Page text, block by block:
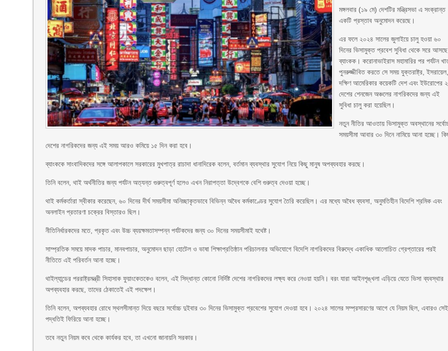
মঙ্গলবার (১৯ মে) দেশটির মন্ত্রিসভা এ সংক্রান্ত
একটি প্রস্তাব অনুমোদন করেছে।
এর ফলে ২০২৪ সালের জুলাইয়ে চালু হওয়া ৬০
দিনের ভিসামুক্ত প্রবেশ সুবিধা থেকে সরে আসছে
ব্যাংকক। করোনাভাইরাস মহামারির পর পর্যটন
পুনরুজ্জীবিত করতে সে সময় যুক্তরাষ্ট্র,
দক্ষিণ আমেরিকার কয়েকটি দেশ এবং ইউরোপের
দেশের শেনজেন অঞ্চলের নাগরিকদের জন্য এই
সুবিধা চালু করা হয়েছিল।
নতুন নীতির আওতায় ভিসামুক্ত অবস্থানের
সময়সীমা আবার ৩০ দিনে নামিয়ে আনা হচ্ছে।
দেশের নাগরিকদের জন্য এই সময় আরও কমিয়ে ১৫ দিন করা হবে।
ব্যাংককে সাংবাদিকদের সঙ্গে আলাপকালে সরকারের মুখপাত্র রাচাদা ধানাদিরেক বলেন, বর্তমান ব্যবস্থার সুযোগ নিয়ে কিছু মানুষ অপব্যবহার করছে।
তিনি বলেন, থাই অর্থনীতির জন্য পর্যটন অত্যন্ত গুরুত্বপূর্ণ হলেও এখন নিরাপত্তা উদ্বেগকে বেশি গুরুত্ব দেওয়া হচ্ছে।
থাই কর্মকর্তারা স্বীকার করেছেন, ৬০ দিনের দীর্ঘ সময়সীমা অনিচ্ছাকৃতভাবে বিভিন্ন অবৈধ কর্মকাণ্ডের সুযোগ তৈরি করেছিল। এর মধ্যে অবৈধ ব্যবসা, অনুমতিহীন বিদেশি শ্রমিক এবং
অনলাইন প্রতারণা চক্রের বিস্তারও ছিল।
নীতিনির্ধারকদের মতে, প্রকৃত এবং উচ্চ ব্যয়ক্ষমতাসম্পন্ন পর্যটকদের জন্য ৩০ দিনের সময়সীমাই যথেষ্ট।
সাম্প্রতিক সময়ে মাদক পাচার, মানবপাচার, অনুমোদন ছাড়া হোটেল ও ভাষা শিক্ষাপ্রতিষ্ঠান পরিচালনার অভিযোগে বিদেশি নাগরিকদের বিরুদ্ধে একাধিক আলোচিত গ্রেপ্তারের পরই
নীতিতে এই পরিবর্তন আনা হচ্ছে।
থাইল্যান্ডের পররাষ্ট্রমন্ত্রী সিহাসাক ফুয়াংকেতকেও বলেন, এই সিদ্ধান্ত কোনো নির্দিষ্ট দেশের নাগরিকদের লক্ষ্য করে নেওয়া হয়নি। বরং যারা আইনশৃঙ্খলা এড়িয়ে যেতে ভিসা ব্যবস্থার
অপব্যবহার করছে, তাদের ঠেকাতেই এই পদক্ষেপ।
তিনি বলেন, অপব্যবহার রোধে স্থলসীমান্ত দিয়ে বছরে সর্বোচ্চ দুইবার ৩০ দিনের ভিসামুক্ত প্রবেশের সুযোগ দেওয়া হবে। ২০২৪ সালের সম্প্রসারণের আগে যে নিয়ম ছিল, এবারও সেই
পদ্ধতিই ফিরিয়ে আনা হচ্ছে।
তবে নতুন নিয়ম কবে থেকে কার্যকর হবে, তা এখনো জানায়নি সরকার।